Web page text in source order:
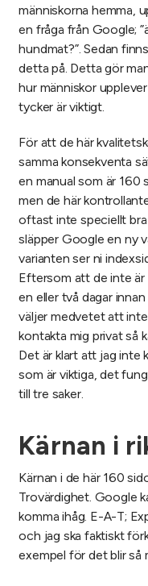
människorna hemma,
en fråga från Google;
hundmat?”. Sedan
detta på. Detta gör
hur människor
tycker är viktigt.
För att de här
samma konsekventa
en manual som är 160
men de här
oftast inte speciellt
släpper Google en ny
varianten ser ni
Eftersom att de inte är
en eller två dagar
väljer medvetet att inte
kontakta mig privat så
Det är klart att jag inte
som är viktiga, det
till tre saker.
Kärnan i
Kärnan i de här 160
Trovärdighet. Google
komma ihåg. E-A-T;
och jag ska faktiskt
exempel för det blir